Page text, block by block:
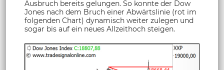
Ausbruch bereits gelungen. So konnte der Dow
Jones nach dem Bruch einer Abwärtslinie (rot im
folgenden Chart) dynamisch weiter zulegen und
sogar bis auf ein neues Allzeithoch steigen.